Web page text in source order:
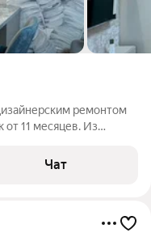
ремонтом
от 11 месяцев. Из
Чат